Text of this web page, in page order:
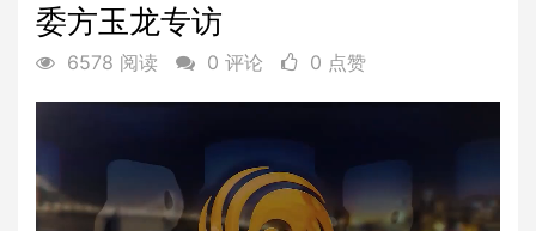
委方玉龙专访
6578 阅读 0 评论 0 点赞
a
n